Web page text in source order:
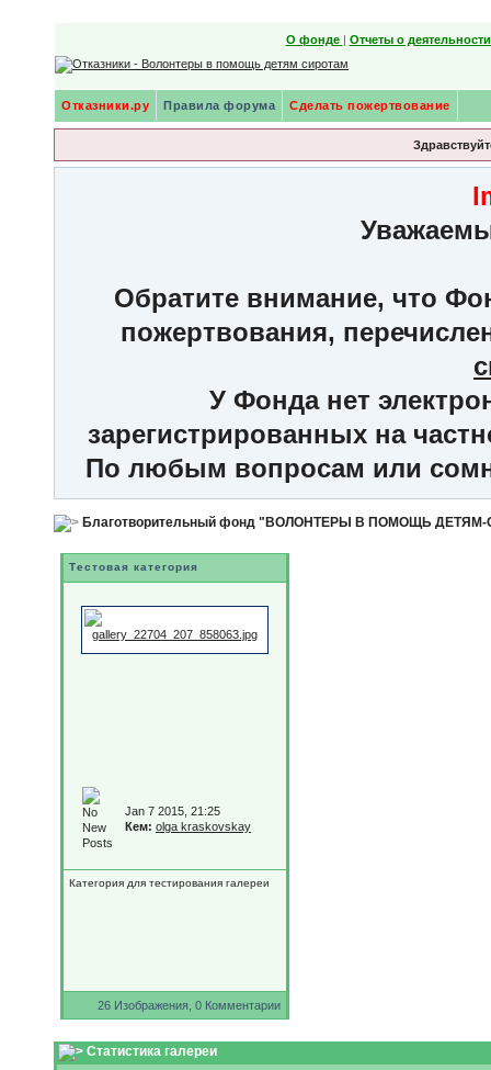
О фонде | Отчеты о
Отказники.ру Правила форума Сделать пожертвование
Обратите внимание, что
пожертвования,
У Фонда нет
зарегистрированных на
По любым вопросам или
Благотворительный фонд "ВОЛОНТЕРЫ В ПОМОЩЬ
Тестовая категория
Jan 7 2015, 21:25
Кем: olga kraskovskay
Категория для тестирования галереи
26 Изображения, 0 Комментарии
Статистика галереи